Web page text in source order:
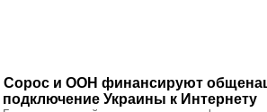
Сорос и ООН финансируют
подключение Украины к Интернету